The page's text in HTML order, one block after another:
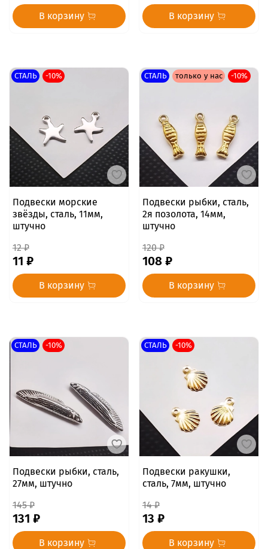
В корзину В корзину
СТАЛЬ -10%
Подвески морские
звёзды, сталь, 11мм,
штучно
12 ₽
11 ₽
В корзину
СТАЛЬ только у нас -10%
Подвески рыбки, сталь,
2я позолота, 14мм,
штучно
120 ₽
108 ₽
В корзину
СТАЛЬ -10%
Подвески рыбки, сталь,
27мм, штучно
145 ₽
131 ₽
В корзину
СТАЛЬ -10%
Подвески ракушки,
сталь, 7мм, штучно
14 ₽
13 ₽
В корзину